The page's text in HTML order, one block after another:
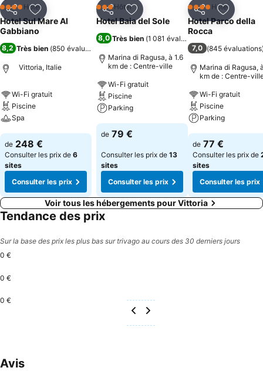
PartagerAjouter à mes favoris
4 ÉtoilesHôtel
Hotel Sul Mare Al
Gabbiano
8,2 Très bien (850 évaluations
Vittoria, Italie
Wi-Fi gratuit
Piscine
Spa
Consulter les prix
de 248 €
Consulter les prix de 6
sites
Consulter les prix
PartagerAjouter à mes favoris
3 ÉtoilesHôtel
Hotel Baia del Sole
8,0 Très bien (1 081 évaluations
Marina di Ragusa, à 1.6
km de : Centre-ville
Wi-Fi gratuit
Piscine
Parking
Consulter les prix
de 79 €
Consulter les prix de 13
sites
Consulter les prix
PartagerAjouter
4 ÉtoilesHôtel
Hotel Parco della
Rocca
7,0 (845 évaluations
Marina di Ragusa,
km de : Centre-
Wi-Fi gratuit
Piscine
Parking
Consulter les
de 77 €
Consulter les prix de
sites
Consulter les prix
Voir tous les hébergements pour Vittoria
Tendance des prix
Sur la base des prix les plus bas sur trivago au cours des 30 derniers jours
0 €
0 €
0 €
Avis